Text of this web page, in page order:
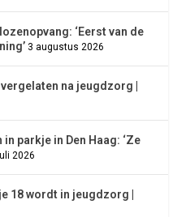
‘Eerst van de
3 augustus 2026
na jeugdzorg |
parkje in Den Haag: ‘Ze
2026
18 wordt in jeugdzorg |